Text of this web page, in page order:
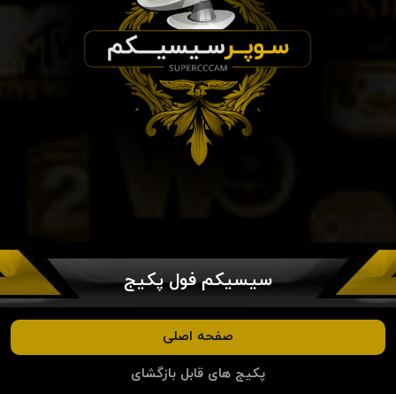
سیسیکم فول پکیج
صفحه اصلی
پکیج های قابل بازگشای